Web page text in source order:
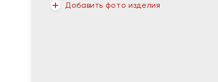
Добавить фото изделия